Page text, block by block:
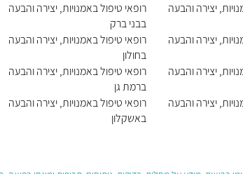
יצירה והבעה
יצירה והבעה
יצירה והבעה
יצירה והבעה
רופאי טיפול באמנויות, יצירה והבעה
בבני ברק
רופאי טיפול באמנויות, יצירה והבעה
בחולון
רופאי טיפול באמנויות, יצירה והבעה
ברמת גן
רופאי טיפול באמנויות, יצירה והבעה
באשקלון